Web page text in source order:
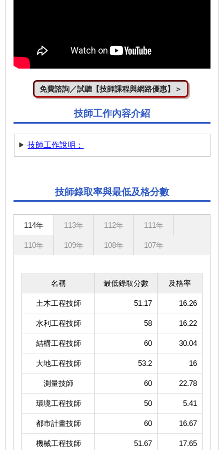
免費諮詢／試聽【技師課程與網路優惠】＞
技師工作內容介紹
技師工作說明：
技師錄取率與最低及格分數
114年 113年 112年 111年
110年 109年 108年 107年
名稱 最低錄取分數 及格率
土木工程技師 51.17 16.26
水利工程技師 58 16.22
結構工程技師 60 30.04
大地工程技師 53.2 16
測量技師 60 22.78
環境工程技師 50 5.41
都市計畫技師 60 16.67
機械工程技師 51.67 17.65